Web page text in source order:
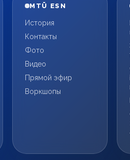
MTÜ ESN
История
Контакты
Фото
Видео
Прямой эфир
Воркшопы